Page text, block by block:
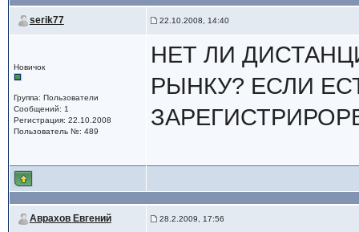
serik77 22.10.2008, 14:40
Новичок
Группа: Пользователи
Сообщений: 1
Регистрация: 22.10.2008
Пользователь №: 489
НЕТ ЛИ
РЫНКУ? ЕСЛИ
Аврахов Евгений 28.2.2009, 17:56